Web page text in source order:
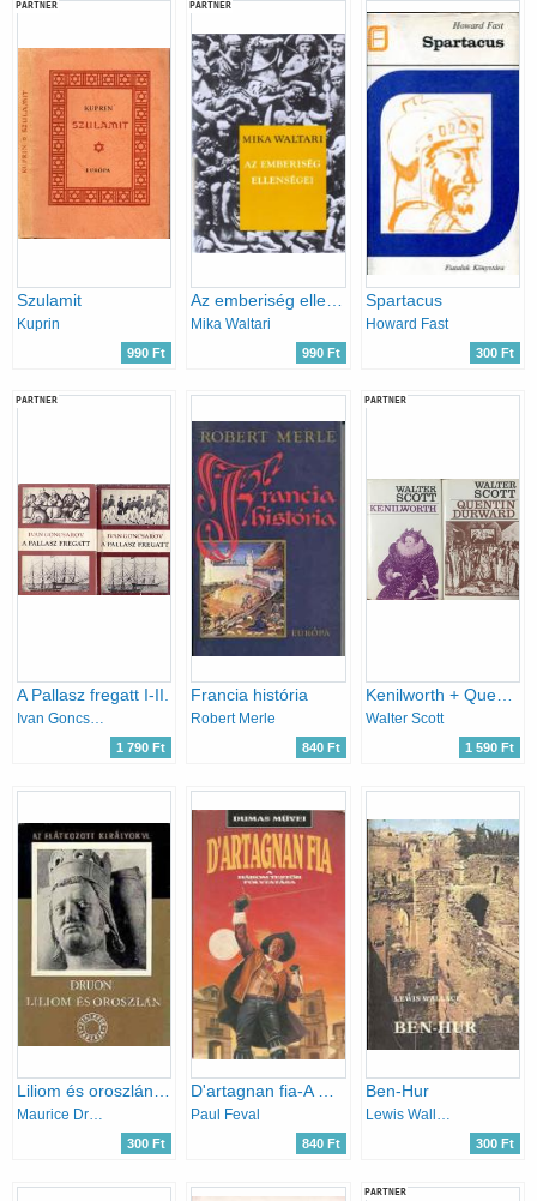
PARTNER
Szulamit
Kuprin
990 Ft
PARTNER
Mika Waltari
990 Ft
Spartacus
Howard Fast
300 Ft
PARTNER
A Pallasz fregatt I-II.
Ivan Goncsarov
1 790 Ft
Francia história
Robert Merle
840 Ft
PARTNER
Kenilworth + Quentin Durward
Walter Scott
1 590 Ft
Maurice Druon
300 Ft
Paul Feval
840 Ft
Ben-Hur
Lewis Wallace
300 Ft
PARTNER